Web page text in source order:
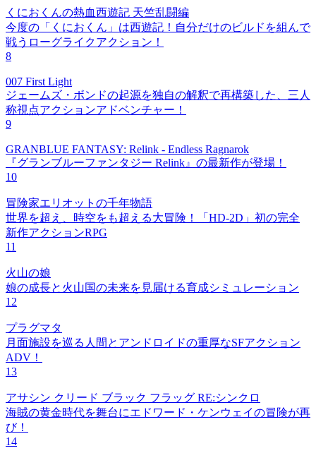
くにおくんの熱血西遊記 天竺乱闘編
今度の「くにおくん」は西遊記！自分だけのビルドを組んで
戦うローグライクアクション！
8
007 First Light
ジェームズ・ボンドの起源を独自の解釈で再構築した、三人
称視点アクションアドベンチャー！
9
GRANBLUE FANTASY: Relink - Endless Ragnarok
『グランブルーファンタジー Relink』の最新作が登場！
10
冒険家エリオットの千年物語
世界を超え、時空をも超える大冒険！「HD-2D」初の完全
新作アクションRPG
11
火山の娘
娘の成長と火山国の未来を見届ける育成シミュレーション
12
プラグマタ
月面施設を巡る人間とアンドロイドの重厚なSFアクション
ADV！
13
アサシン クリード ブラック フラッグ RE:シンクロ
海賊の黄金時代を舞台にエドワード・ケンウェイの冒険が再
び！
14